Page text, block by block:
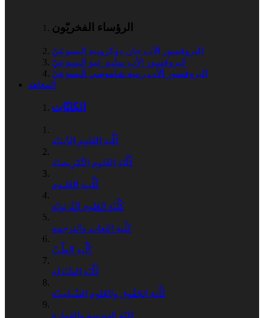
الرؤساء الفخريّون
البروفسور الأب جان دوكروييه اليسوعيّ
البروفسور الأب سليم عبو اليسوعيّ
البروفسور الأب رينيه شاموسي اليسوعيّ
المعاهد
الكليّات
كُلِّيَة العُلوم الدِّينِيّة
كُلِّيّة العُلوم التَّمْرِيضيّة
كُلِّيـة العُلـوم
كُلِّيّة العُلوم التَّربَوِيّة
كلّية اللغات والترجمة
كُلِّية الطِّبّ
كُلِّيّة الصَّيْدَلة
كُلِّيَة الحُقُوق والعُلوم السِّياسِيّة
كليّة الهندسة والعمارة